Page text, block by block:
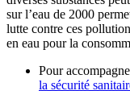
sur l’eau de 2000
lutte contre ces
en eau pour la
Pour
la sécurité